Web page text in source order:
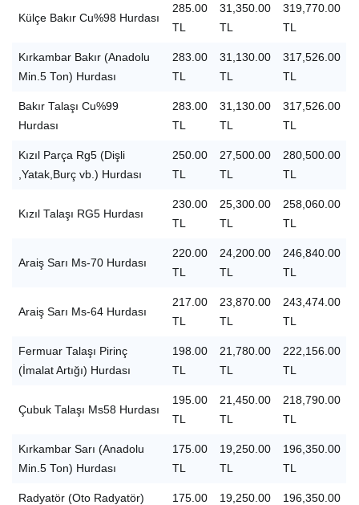
Külçe Bakır Cu%98 Hurdası
285.00
TL
31,350.00
TL
319,770.00
TL
Kırkambar Bakır (Anadolu
Min.5 Ton) Hurdası
283.00
TL
31,130.00
TL
317,526.00
TL
Bakır Talaşı Cu%99
Hurdası
283.00
TL
31,130.00
TL
317,526.00
TL
Kızıl Parça Rg5 (Dişli
,Yatak,Burç vb.) Hurdası
250.00
TL
27,500.00
TL
280,500.00
TL
Kızıl Talaşı RG5 Hurdası
230.00
TL
25,300.00
TL
258,060.00
TL
Araiş Sarı Ms-70 Hurdası
220.00
TL
24,200.00
TL
246,840.00
TL
Araiş Sarı Ms-64 Hurdası
217.00
TL
23,870.00
TL
243,474.00
TL
Fermuar Talaşı Pirinç
(İmalat Artığı) Hurdası
198.00
TL
21,780.00
TL
222,156.00
TL
Çubuk Talaşı Ms58 Hurdası
195.00
TL
21,450.00
TL
218,790.00
TL
Kırkambar Sarı (Anadolu
Min.5 Ton) Hurdası
175.00
TL
19,250.00
TL
196,350.00
TL
Radyatör (Oto Radyatör) 175.00 19,250.00 196,350.00